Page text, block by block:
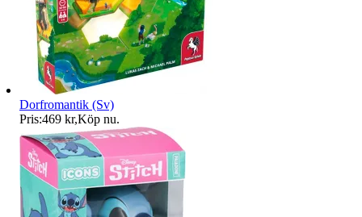
Dorfromantik (Sv)
Pris:469 kr,Köp nu.